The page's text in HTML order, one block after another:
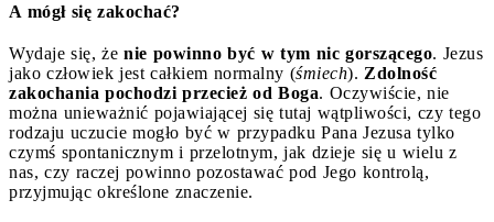
A mógł się zakochać?
Wydaje się, że nie powinno być w tym nic gorszącego. Jezus
jako człowiek jest całkiem normalny (śmiech). Zdolność
zakochania pochodzi przecież od Boga. Oczywiście, nie
można unieważnić pojawiającej się tutaj wątpliwości, czy tego
rodzaju uczucie mogło być w przypadku Pana Jezusa tylko
czymś spontanicznym i przelotnym, jak dzieje się u wielu z
nas, czy raczej powinno pozostawać pod Jego kontrolą,
przyjmując określone znaczenie.